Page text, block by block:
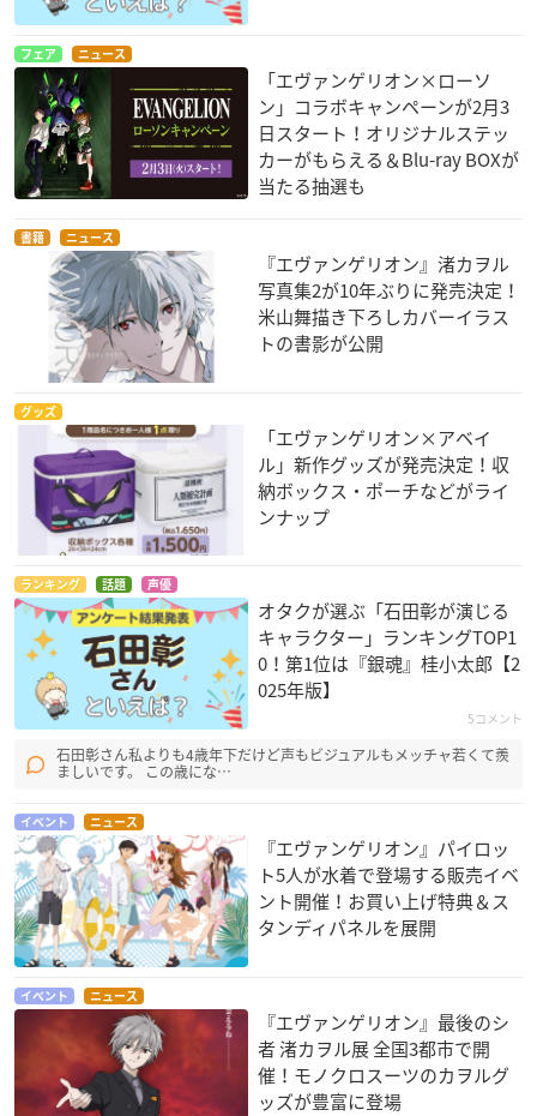
フェア ニュース
「エヴァンゲリオン×ローソ
ン」コラボキャンペーンが2月3
日スタート！オリジナルステッ
カーがもらえる＆Blu-ray BOXが
当たる抽選も
書籍 ニュース
『エヴァンゲリオン』渚カヲル
写真集2が10年ぶりに発売決定！
米山舞描き下ろしカバーイラス
トの書影が公開
グッズ
「エヴァンゲリオン×アベイ
ル」新作グッズが発売決定！収
納ボックス・ポーチなどがライ
ンナップ
ランキング 話題 声優
オタクが選ぶ「石田彰が演じる
キャラクター」ランキングTOP1
0！第1位は『銀魂』桂小太郎【2
025年版】
5コメント
石田彰さん私よりも4歳年下だけど声もビジュアルもメッチャ若くて羨
ましいです。 この歳にな…
イベント ニュース
『エヴァンゲリオン』パイロッ
ト5人が水着で登場する販売イベ
ント開催！お買い上げ特典＆ス
タンディパネルを展開
イベント ニュース
『エヴァンゲリオン』最後のシ
者 渚カヲル展 全国3都市で開
催！モノクロスーツのカヲルグ
ッズが豊富に登場